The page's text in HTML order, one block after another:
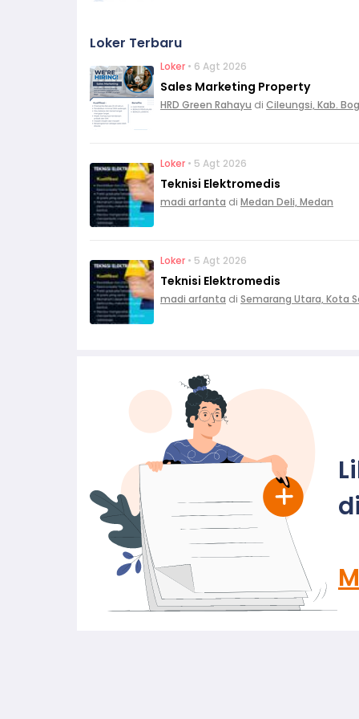
Loker Terbaru
Loker • 6 Agt 2026
Sales Marketing Property
HRD Green Rahayu di Cileungsi, Kab.
Loker • 5 Agt 2026
Teknisi Elektromedis
madi arfanta di Medan Deli, Medan
Loker • 5 Agt 2026
Teknisi Elektromedis
madi arfanta di Semarang Utara, Kota